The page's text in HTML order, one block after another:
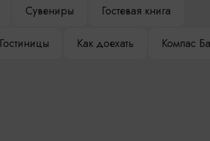
Сувениры Гостевая книга
Гостиницы Как доехать Компас